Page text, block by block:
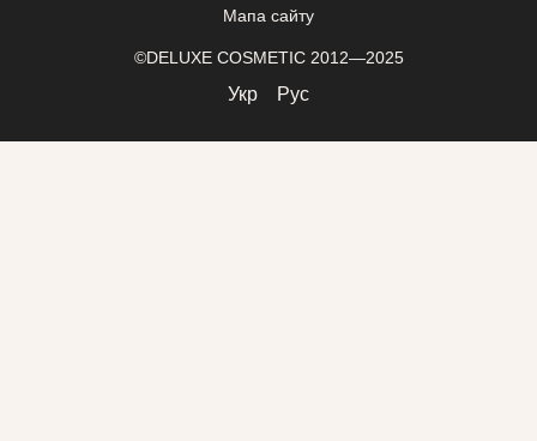
Мапа сайту
©DELUXE COSMETIC 2012—2025
Укр Рус